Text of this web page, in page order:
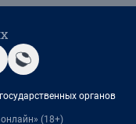
органов
(18+)